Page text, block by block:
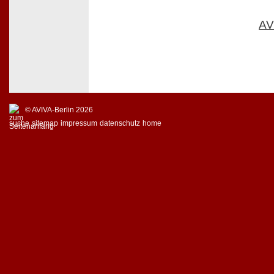
© AVIVA-Berlin 2026
suche sitemap impressum datenschutz home